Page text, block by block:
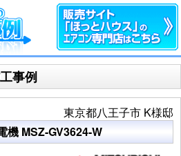
事例
東京都八王子市 K様邸
機 MSZ-GV3624-W